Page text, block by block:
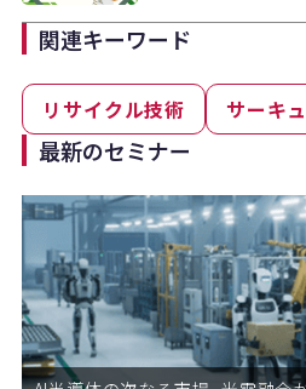
関連キーワード
リサイクル技術 サーキ
最新のセミナー